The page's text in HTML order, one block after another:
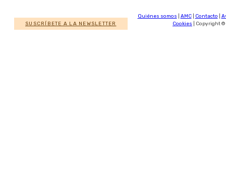
SUSCRÍBETE A LA NEWSLETTER
Quiénes somos AMC| Contacto
Cookies | Copyright